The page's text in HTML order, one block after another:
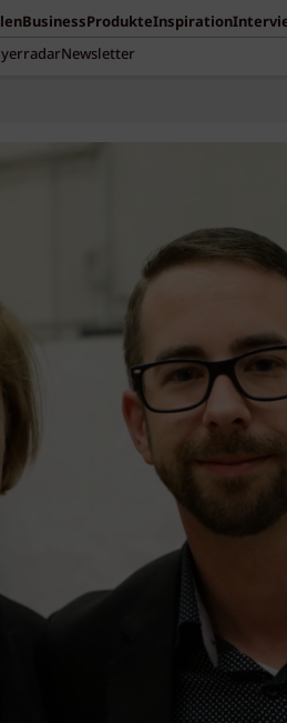
BusinessProdukteInspiration
Newsletter